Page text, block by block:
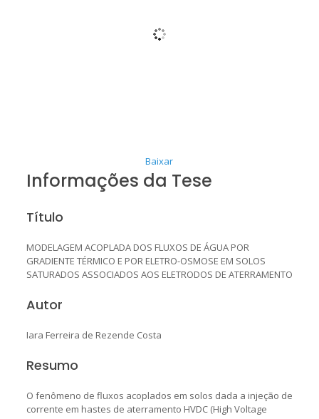
Baixar
Informações da Tese
Título
MODELAGEM ACOPLADA DOS FLUXOS DE ÁGUA POR
GRADIENTE TÉRMICO E POR ELETRO-OSMOSE EM SOLOS
SATURADOS ASSOCIADOS AOS ELETRODOS DE ATERRAMENTO
Autor
Iara Ferreira de Rezende Costa
Resumo
O fenômeno de fluxos acoplados em solos dada a injeção de
corrente em hastes de aterramento HVDC (High Voltage